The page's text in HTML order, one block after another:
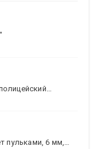
пульками, 6 мм,